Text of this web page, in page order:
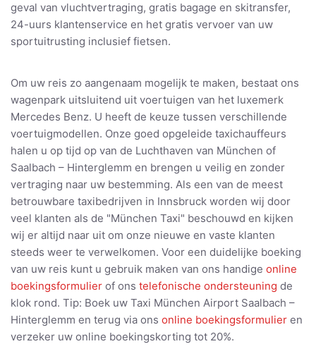
geval van vluchtvertraging, gratis bagage en skitransfer,
24-uurs klantenservice en het gratis vervoer van uw
sportuitrusting inclusief fietsen.
Om uw reis zo aangenaam mogelijk te maken, bestaat ons
wagenpark uitsluitend uit voertuigen van het luxemerk
Mercedes Benz. U heeft de keuze tussen verschillende
voertuigmodellen. Onze goed opgeleide taxichauffeurs
halen u op tijd op van de Luchthaven van München of
Saalbach – Hinterglemm en brengen u veilig en zonder
vertraging naar uw bestemming. Als een van de meest
betrouwbare taxibedrijven in Innsbruck worden wij door
veel klanten als de "München Taxi" beschouwd en kijken
wij er altijd naar uit om onze nieuwe en vaste klanten
steeds weer te verwelkomen. Voor een duidelijke boeking
van uw reis kunt u gebruik maken van ons handige online
boekingsformulier of ons telefonische ondersteuning de
klok rond. Tip: Boek uw Taxi München Airport Saalbach –
Hinterglemm en terug via ons online boekingsformulier en
verzeker uw online boekingskorting tot 20%.